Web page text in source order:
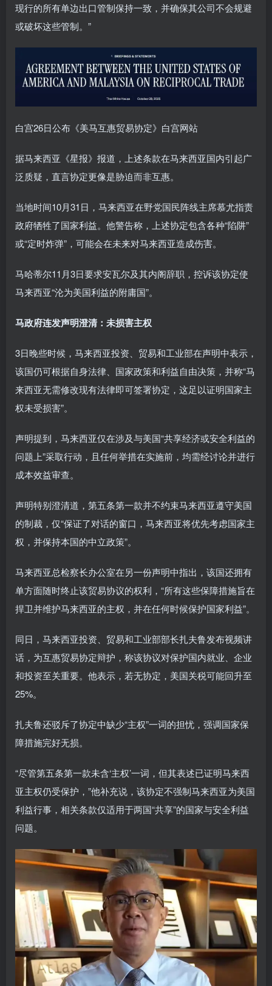
现行的所有单边出口管制保持一致，并确保其公司不会规避
或破坏这些管制。”
白宫26日公布《美马互惠贸易协定》白宫网站
据马来西亚《星报》报道，上述条款在马来西亚国内引起广
泛质疑，直言协定更像是胁迫而非互惠。
当地时间10月31日，马来西亚在野党国民阵线主席慕尤指责
政府牺牲了国家利益。他警告称，上述协定包含各种“陷阱”
或“定时炸弹”，可能会在未来对马来西亚造成伤害。
马哈蒂尔11月3日要求安瓦尔及其内阁辞职，控诉该协定使
马来西亚“沦为美国利益的附庸国”。
马政府连发声明澄清：未损害主权
3日晚些时候，马来西亚投资、贸易和工业部在声明中表示，
该国仍可根据自身法律、国家政策和利益自由决策，并称“马
来西亚无需修改现有法律即可签署协定，这足以证明国家主
权未受损害”。
声明提到，马来西亚仅在涉及与美国“共享经济或安全利益的
问题上”采取行动，且任何举措在实施前，均需经讨论并进行
成本效益审查。
声明特别澄清道，第五条第一款并不约束马来西亚遵守美国
的制裁，仅“保证了对话的窗口，马来西亚将优先考虑国家主
权，并保持本国的中立政策”。
马来西亚总检察长办公室在另一份声明中指出，该国还拥有
单方面随时终止该贸易协议的权利，“所有这些保障措施旨在
捍卫并维护马来西亚的主权，并在任何时候保护国家利益”。
同日，马来西亚投资、贸易和工业部部长扎夫鲁发布视频讲
话，为互惠贸易协定辩护，称该协议对保护国内就业、企业
和投资至关重要。他表示，若无协定，美国关税可能回升至
25%。
扎夫鲁还驳斥了协定中缺少“主权”一词的担忧，强调国家保
障措施完好无损。
“尽管第五条第一款未含‘主权’一词，但其表述已证明马来西
亚主权仍受保护，”他补充说，该协定不强制马来西亚为美国
利益行事，相关条款仅适用于两国“共享”的国家与安全利益
问题。